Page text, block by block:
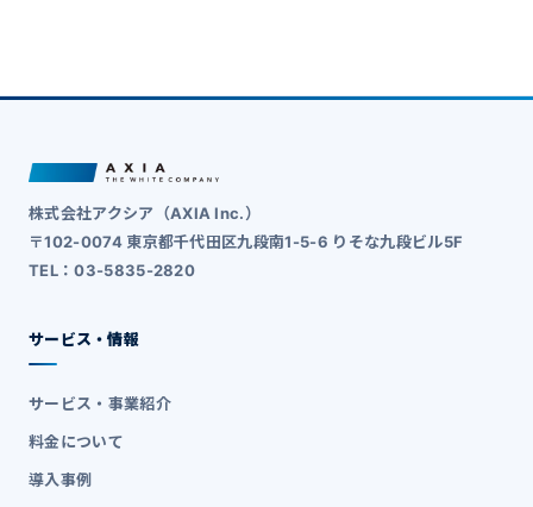
株式会社アクシア（AXIA Inc.）
〒102-0074 東京都千代田区九段南1-5-6 りそな九段ビル5F
TEL：03-5835-2820
サービス・情報
サービス・事業紹介
料金について
導入事例